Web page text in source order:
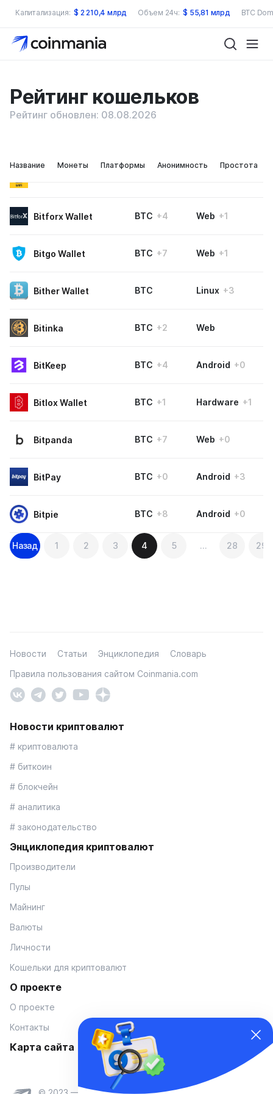
Капитализация: $ 2 210,4 млрд Объем 24ч: $ 55,81 млрд BTC
Рейтинг кошельков
Рейтинг обновлен: 08.08.2026
Название Монеты Платформы Анонимность Простота
Bitforx Wallet BTC +4 Web +1
Bitgo Wallet BTC +7 Web +1
Bither Wallet BTC Linux +3
Bitinka BTC +2 Web
BitKeep BTC +4 Android +0
Bitlox Wallet BTC +1 Hardware +1
Bitpanda BTC +7 Web +0
BitPay BTC +0 Android +3
Bitpie BTC +8 Android +0
Навигация
по
Назад 1 2 3 4 5 … 28 29
Новости Статьи Энциклопедия
Словарь
Правила пользования сайтом Coinmania.com
Новости криптовалют
# криптовалюта
# биткоин
# блокчейн
# аналитика
# законодательство
Энциклопедия криптовалют
Производители
Пулы
Майнинг
Валюты
Личности
Кошельки для криптовалют
О проекте
О проекте
Контакты
Карта сайта